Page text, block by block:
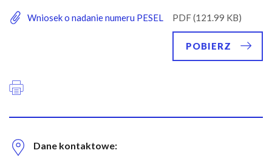
Wniosek o nadanie numeru PESEL
POBIERZ
Dane kontaktowe: